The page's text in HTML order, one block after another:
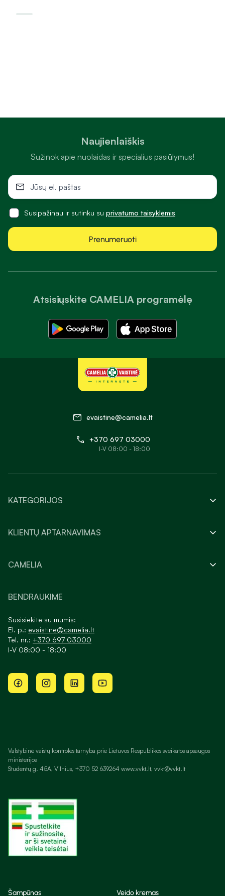
Atsisiųskite CAMELIA programėlę
Naujienlaiškis
Sužinok apie nuolaidas ir specialius pasiūlymus!
Susipažinau ir sutinku su privatumo taisyklėmis
Prenumeruoti
evaistine@camelia.lt
+370 697 03000
I-V 08:00 - 18:00
KATEGORIJOS
KLIENTŲ APTARNAVIMAS
CAMELIA
BENDRAUKIME
Susisiekite su mumis:
El. p.: evaistine@camelia.lt
Tel. nr.: +370 697 03000
I-V 08:00 - 18:00
Valstybinė vaistų kontrolės tarnyba prie Lietuvos Respublikos sveikatos apsaugos
ministerijos
Studentų g. 45A, Vilnius, +370 52 639264 www.vvkt.lt, vvkt@vvkt.lt
Šampūnas Veido kremas